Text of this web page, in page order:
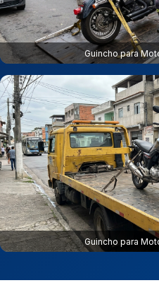
Guincho para
Guincho para